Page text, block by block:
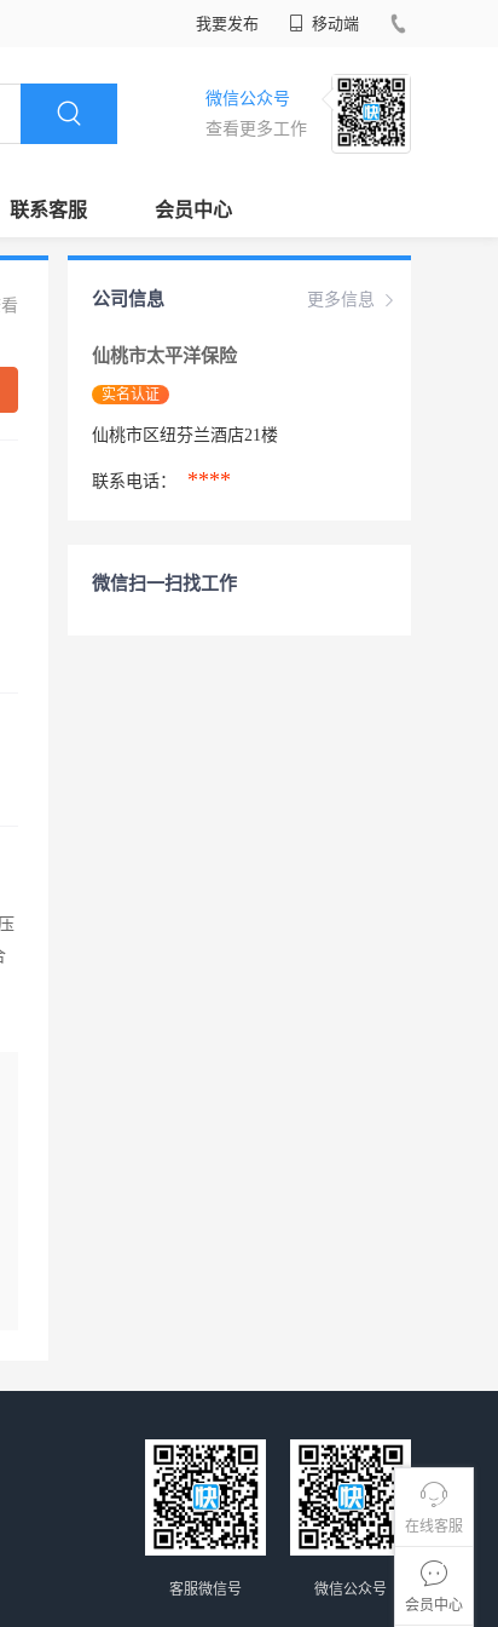
我要发布 移动端
微信公众号
查看更多工作
联系客服 会员中心
在线客服
会员中心
更多信息
公司信息
仙桃市太平洋保险
实名认证
仙桃市区纽芬兰酒店21楼
联系电话： ****
微信扫一扫找工作
微信公众号
客服微信号